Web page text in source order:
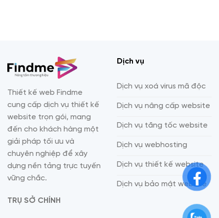
Thiết kế web Findme
cung cấp dịch vụ thiết kế
website trọn gói, mang
đến cho khách hàng một
giải pháp tối ưu và
chuyên nghiệp để xây
dựng nền tảng trực tuyến
vững chắc.
TRỤ SỞ CHÍNH
Dịch vụ
Dịch vụ xoá virus mã độc
Dịch vụ nâng cấp website
Dịch vụ tăng tốc website
Dịch vụ webhosting
Dịch vụ thiết kế website
Dịch vụ bảo mật website